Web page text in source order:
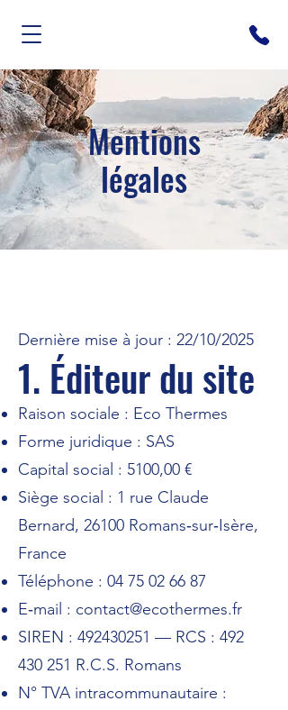
Mentions
légales
Dernière mise à jour : 22/10/2025
1. Éditeur du site
Raison sociale : Eco Thermes
Forme juridique : SAS
Capital social : 5100,00 €
Siège social : 1 rue Claude
Bernard, 26100 Romans‑sur‑Isère,
France
Téléphone : 04 75 02 66 87
E‑mail : contact@ecothermes.fr
SIREN : 492430251 — RCS : 492
430 251 R.C.S. Romans
N° TVA intracommunautaire :